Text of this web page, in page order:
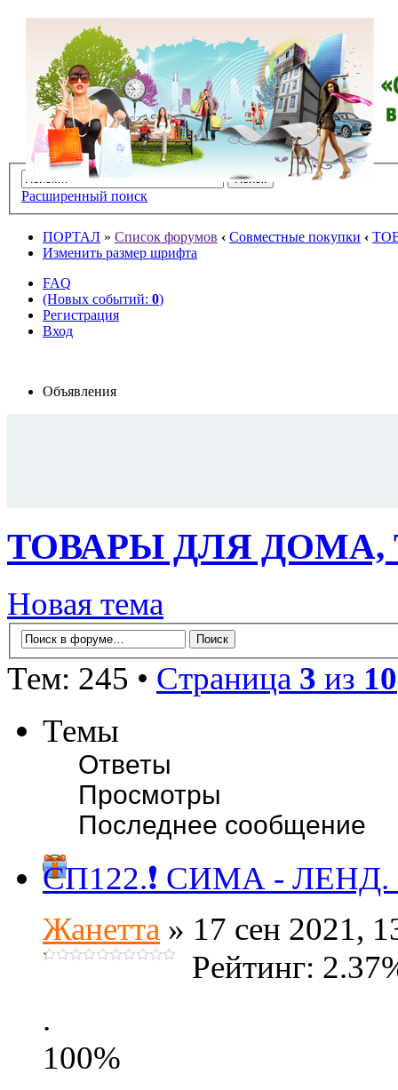
Расширенный поиск
ПОРТАЛ » Список форумов ‹ Совместные покупки ‹
Изменить размер шрифта
FAQ
(Новых событий: 0)
Регистрация
Вход
Объявления
ТОВАРЫ ДЛЯ ДОМА,
Новая тема
Тем: 245 • Страница 3 из 10
Темы
Ответы
Просмотры
Последнее сообщение
СП122.❗ СИМА - ЛЕНД.
Жанетта » 17 сен 2021,
Рейтинг:
.
100%